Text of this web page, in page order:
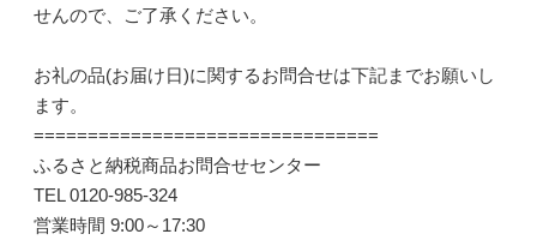
せんので、ご了承ください。
お礼の品(お届け日)に関するお問合せは下記までお願いし
ます。
================================
ふるさと納税商品お問合せセンター
TEL 0120-985-324
営業時間 9:00～17:30